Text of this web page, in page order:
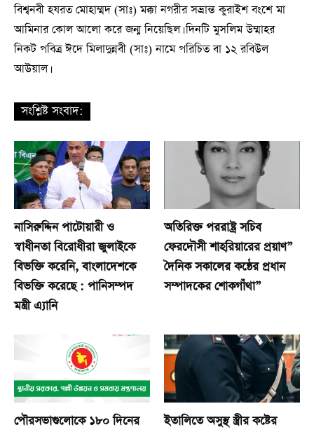
বিশ্বনবী হযরত মোহাম্মদ (সাঃ) মক্কা নগরীর সভ্রান্ত কুরাইশ বংশে মা
আমিনার কোল আলো করে জন্ম নিয়েছিল। দিনটি মুসলিম উম্মাহর
নিকট পবিত্র ঈদে মিলাদুন্নবী (সাঃ) নামে পরিচিত বা ১২ রবিউল
আউয়াল।
সংশ্লিষ্ট সংবাদ:
নাসিরুদ্দিন পাটোয়ারী ও
স্বাধীনতা বিরোধীরা জুলাইকে
বিভক্তি করেনি, বাংলাদেশকে
বিভক্তি করেছে : পানিসম্পদ
মন্ত্রী এ্যানি
অতিরিক্ত পররাষ্ট্র সচিব
ফেরদৌসী শাহরিয়ারের প্রয়াণ”
দৈনিক সকালের কন্ঠের প্রধান
সম্পাদকের শোকগাঁথা”
পৌরসভাগুলোকে ১৮০ দিনের
ইতালিতে অসুস্থ স্ত্রীর কষ্টের